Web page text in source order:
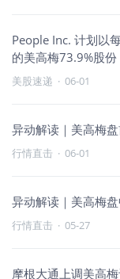
People Inc. 计划以
的美高梅73.9%股份
美股速递 · 06-01
异动解读｜美高梅
行情直击 · 06-01
异动解读｜美高梅
行情直击 · 05-27
摩根大通上调美高